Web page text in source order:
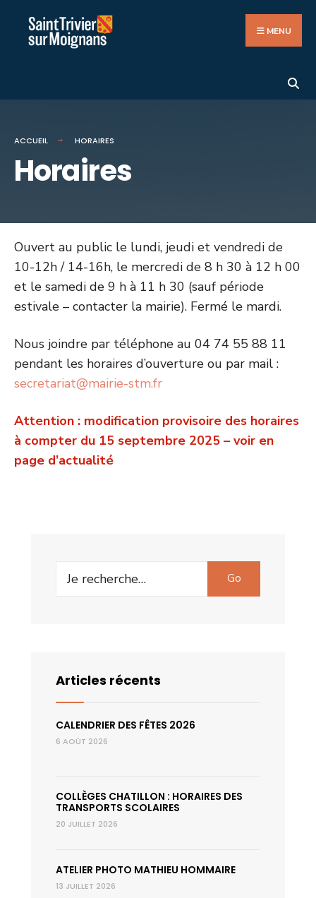
Aller
MENU
ACCUEIL HORAIRES
Horaires
Ouvert au public le lundi, jeudi et vendredi de
10-12h / 14-16h, le mercredi de 8 h 30 à 12 h 00
et le samedi de 9 h à 11 h 30 (sauf période
estivale – contacter la mairie). Fermé le mardi.
Nous joindre par téléphone au 04 74 55 88 11
pendant les horaires d’ouverture ou par mail :
secretariat@mairie-stm.fr
Attention : modification provisoire des horaires
à compter du 15 septembre 2025 – voir en
page d’actualité
Search
Go
Articles récents
CALENDRIER DES FÊTES 2026
6 AOÛT 2026
COLLÈGES CHATILLON : HORAIRES DES
TRANSPORTS SCOLAIRES
20 JUILLET 2026
ATELIER PHOTO MATHIEU HOMMAIRE
13 JUILLET 2026
for: